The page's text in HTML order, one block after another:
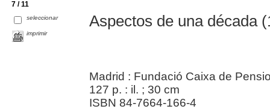
7 / 11
seleccionar
imprimir
Aspectos de una década
Madrid : Fundació Caixa de
127 p. : il. ; 30 cm
ISBN 84-7664-166-4